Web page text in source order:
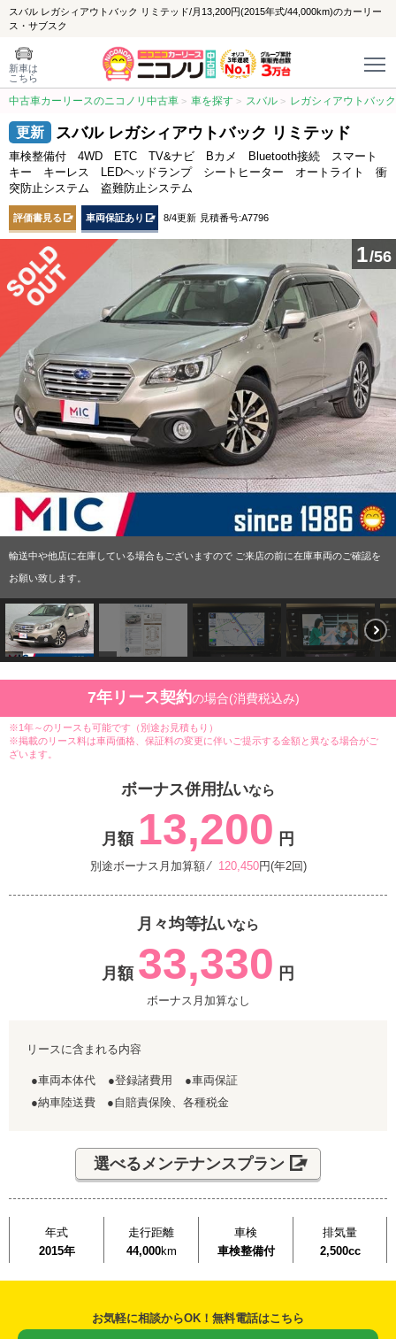
スバル レガシィアウトバック リミテッド/月13,200円(2015年式/44,000km)のカーリー
ス・サブスク
新車は
こちら
中古車カーリースのニコノリ中古車 車を探す スバル レガシィアウトバック
スバル レガシィアウトバック リミテッド
車検整備付 4WD ETC TV&ナビ Bカメ Bluetooth接続 スマート
キー キーレス LEDヘッドランプ シートヒーター オートライト 衝
突防止システム 盗難防止システム
評価書見る 車両保証あり 8/4更新 見積番号:A7796
1/56
輸送中や他店に在庫している場合もございますので ご来店の前に在庫車両のご確認を
お願い致します。
7年リース契約の場合(消費税込み)
※1年～のリースも可能です（別途お見積もり）
※掲載のリース料は車両価格、保証料の変更に伴いご提示する金額と異なる場合がご
ざいます。
ボーナス併用払いなら
月額 13,200 円
別途ボーナス月加算額 ⁄ 120,450円(年2回)
月々均等払いなら
月額 33,330 円
ボーナス月加算なし
リースに含まれる内容
●車両本体代 ●登録諸費用
●車両保証
●納車陸送費 ●自賠責保険、各種税金
選べるメンテナンスプラン
年式
2015年
走行距離
44,000km
車検
車検整備付
排気量
2,500cc
お気軽に相談からOK！無料電話はこちら